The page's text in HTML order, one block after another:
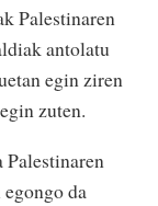
Palestinaren
antolatu
egin ziren
zuten.
Palestinaren
da